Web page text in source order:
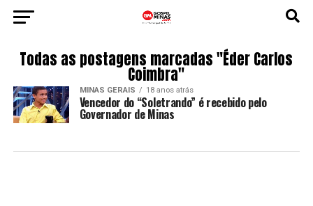
Todas as postagens marcadas "Éder Carlos
Coimbra"
MINAS GERAIS 18 anos atrás
Vencedor do “Soletrando” é recebido pelo
Governador de Minas